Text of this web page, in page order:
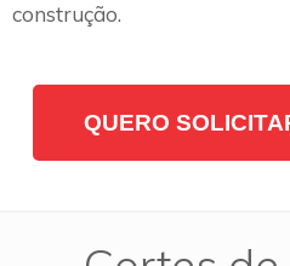
construção.
QUERO